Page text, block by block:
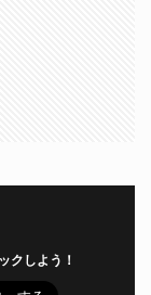
クしよう！